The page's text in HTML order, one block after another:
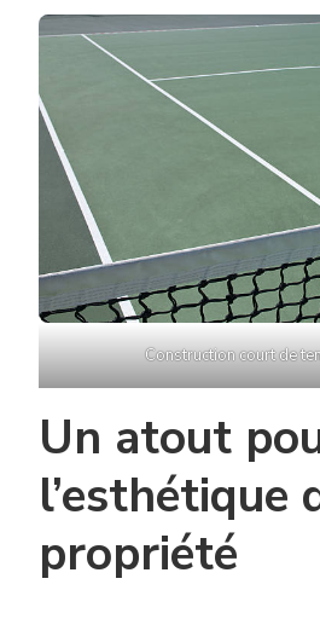
Construction court de
Un atout
l’esthétique
propriété